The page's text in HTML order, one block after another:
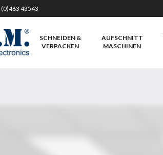
(0)463 43543
SCHNEIDEN &
VERPACKEN
AUFSCHNITT
MASCHINEN